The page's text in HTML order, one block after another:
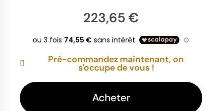
223,65 €
Pré-commandez maintenant, on
s'occupe de vous !
Acheter